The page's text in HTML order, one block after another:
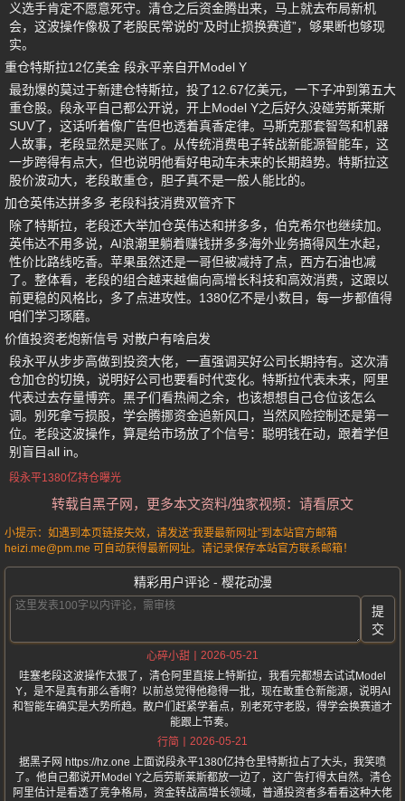
义选手肯定不愿意死守。清仓之后资金腾出来，马上就去布局新机
会，这波操作像极了老股民常说的“及时止损换赛道”，够果断也够现
实。
重仓特斯拉12亿美金 段永平亲自开Model Y
最劲爆的莫过于新建仓特斯拉，投了12.67亿美元，一下子冲到第五大
重仓股。段永平自己都公开说，开上Model Y之后好久没碰劳斯莱斯
SUV了，这话听着像广告但也透着真香定律。马斯克那套智驾和机器
人故事，老段显然是买账了。从传统消费电子转战新能源智能车，这
一步跨得有点大，但也说明他看好电动车未来的长期趋势。特斯拉这
股价波动大，老段敢重仓，胆子真不是一般人能比的。
加仓英伟达拼多多 老段科技消费双管齐下
除了特斯拉，老段还大举加仓英伟达和拼多多，伯克希尔也继续加。
英伟达不用多说，AI浪潮里躺着赚钱拼多多海外业务搞得风生水起，
性价比路线吃香。苹果虽然还是一哥但被减持了点，西方石油也减
了。整体看，老段的组合越来越偏向高增长科技和高效消费，这跟以
前更稳的风格比，多了点进攻性。1380亿不是小数目，每一步都值得
咱们学习琢磨。
价值投资老炮新信号 对散户有啥启发
段永平从步步高做到投资大佬，一直强调买好公司长期持有。这次清
仓加仓的切换，说明好公司也要看时代变化。特斯拉代表未来，阿里
代表过去存量博弈。黑子们看热闹之余，也该想想自己仓位该怎么
调。别死拿亏损股，学会腾挪资金追新风口，当然风险控制还是第一
位。老段这波操作，算是给市场放了个信号：聪明钱在动，跟着学但
别盲目all in。
段永平1380亿持仓曝光
转载自黑子网，更多本文资料/独家视频：请看原文
小提示：如遇到本页链接失效，请发送“我要最新网址”到本站官方邮箱
heizi.me@pm.me 可自动获得最新网址。请记录保存本站官方联系邮箱！
精彩用户评论 - 樱花动漫
提
交
心碎小甜
2026-05-21
哇塞老段这波操作太狠了，清仓阿里直接上特斯拉，我看完都想去试试Model
Y，是不是真有那么香啊？以前总觉得他稳得一批，现在敢重仓新能源，说明AI
和智能车确实是大势所趋。散户们赶紧学着点，别老死守老股，得学会换赛道才
能跟上节奏。
行简
2026-05-21
据黑子网 https://hz.one 上面说段永平1380亿持仓里特斯拉占了大头，我笑喷
了。他自己都说开Model Y之后劳斯莱斯都放一边了，这广告打得太自然。清仓
阿里估计是看透了竞争格局，资金转战高增长领域，普通投资者多看看这种大佬